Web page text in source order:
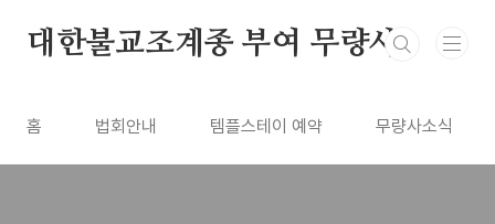
대한불교조계종 부여 무량사
홈 법회안내 템플스테이 예약 무량사소식